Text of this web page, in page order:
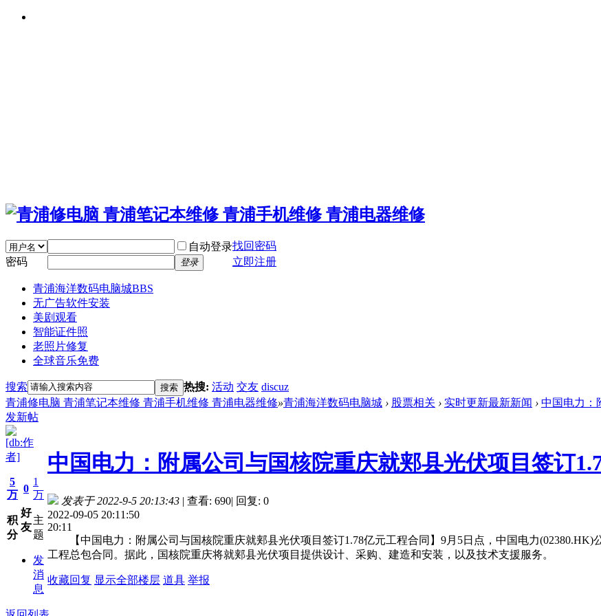
自动登录找回密码
密码
登录 立即注册
青浦海洋数码电脑城BBS
无广告软件安装
美剧观看
智能证件照
老照片修复
全球音乐免费
搜索 搜索 热搜: 活动 交友 discuz
青浦修电脑 青浦笔记本维修 青浦手机维修 青浦电器维修»青浦海洋数码电脑城 › 股票相关 › 实时更新最新新闻 › 中国电力：
发新帖
[db:作
者]
5
万
积
分
0
好
友
1
万
主
题
发
消
息
中国电力：附属公司与国核院重庆就郏县光伏项目签订
发表于 2022-9-5 20:13:43 | 查看: 690| 回复: 0
2022-09-05 20:11:50
20:11
【中国电力：附属公司与国核院重庆就郏县光伏项目签订1.78亿元工程合同】9月5日点，中国电力(02380.HK)
工程总包合同。据此，国核院重庆将就郏县光伏项目提供设计、采购、建造和安装，以及技术支援服务。
收藏回复 显示全部楼层 道具 举报